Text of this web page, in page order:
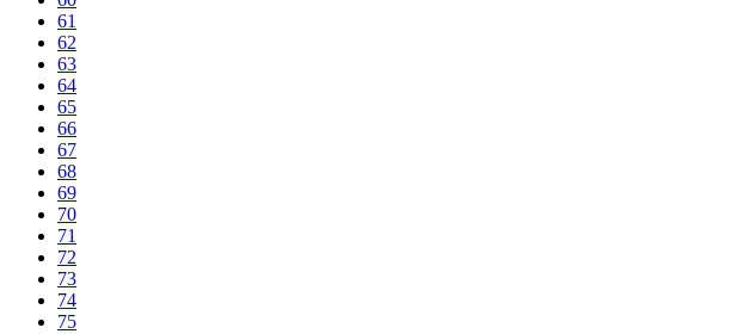
61
62
63
64
65
66
67
68
69
70
71
72
73
74
75